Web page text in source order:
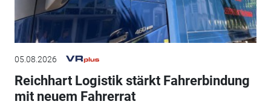
05.08.2026
Reichhart Logistik stärkt Fahrerbindung
mit neuem Fahrerrat